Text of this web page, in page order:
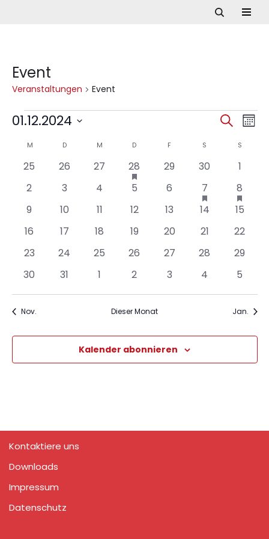
Event
Veranstaltungen Event
Suche
und
Suche
01.12.2024
wählen.
Kalender
von
M D M D F S S
0
25
0
Veranstaltungen
26
0
Veranstaltungen
27
1
Veranstaltung
28
hat
Veranstaltungen
vorgestellt
0
29
0
30
01
0
2
0
3
0
4
0
Veranstaltungen
5
0
Veranstaltungen
6
1
Veranstaltung
7hat
vorgestellt
18hat
0
9
0
10
0
11
0
12
0
13
0
14
0
15
0
16
0
17
0
18
0
19
0
20
0
21
0
22
0
23
0
24
0
25
0
26
0
27
0
28
0
29
0
30
0
31
01
0
2
0
3
0
4
0
5
Nov. Dieser Monat Jan.
Kalender abonnieren
Kontaktiere uns
Downloads
Impressum
Datenschutz